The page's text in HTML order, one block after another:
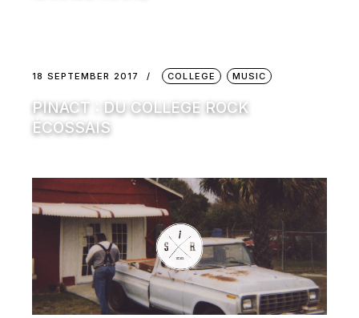
18 SEPTEMBER 2017 COLLEGE MUSIC
PINACT : DU COLLEGE ROCK
ÉCOSSAIS